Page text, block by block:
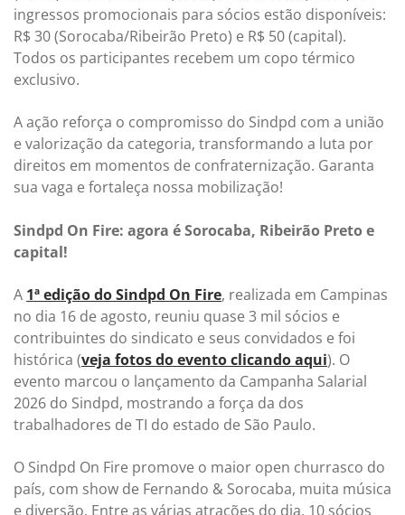
ingressos promocionais para sócios estão disponíveis:
R$ 30 (Sorocaba/Ribeirão Preto) e R$ 50 (capital).
Todos os participantes recebem um copo térmico
exclusivo.
A ação reforça o compromisso do Sindpd com a união
e valorização da categoria, transformando a luta por
direitos em momentos de confraternização. Garanta
sua vaga e fortaleça nossa mobilização!
Sindpd On Fire: agora é Sorocaba, Ribeirão Preto e
capital!
A 1ª edição do Sindpd On Fire, realizada em Campinas
no dia 16 de agosto, reuniu quase 3 mil sócios e
contribuintes do sindicato e seus convidados e foi
histórica (veja fotos do evento clicando aqui). O
evento marcou o lançamento da Campanha Salarial
2026 do Sindpd, mostrando a força da dos
trabalhadores de TI do estado de São Paulo.
O Sindpd On Fire promove o maior open churrasco do
país, com show de Fernando & Sorocaba, muita música
e diversão. Entre as várias atrações do dia, 10 sócios